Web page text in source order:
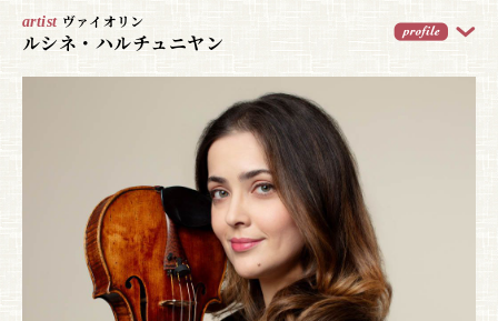
artist ヴァイオリン
ルシネ・ハルチュニヤン